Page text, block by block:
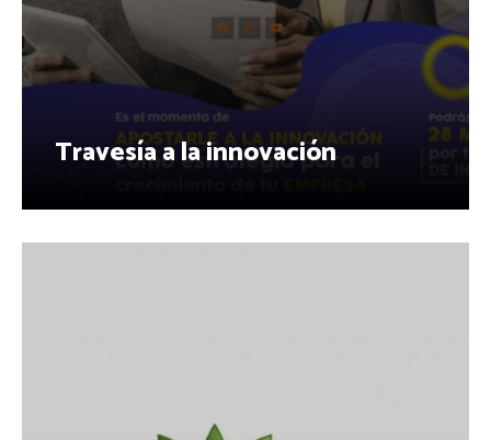
Travesía a la innovación